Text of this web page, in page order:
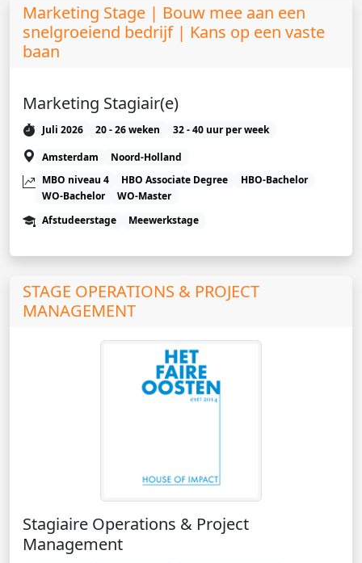
Marketing Stage | Bouw mee aan een
snelgroeiend bedrijf | Kans op een vaste
baan
Marketing Stagiair(e)
Juli 2026 20 - 26 weken
32 - 40 uur per week
Amsterdam
Noord-Holland
MBO niveau 4
HBO Associate Degree
HBO-Bachelor
WO-Bachelor
WO-Master
Afstudeerstage
Meewerkstage
STAGE OPERATIONS & PROJECT
MANAGEMENT
Stagiaire Operations & Project
Management